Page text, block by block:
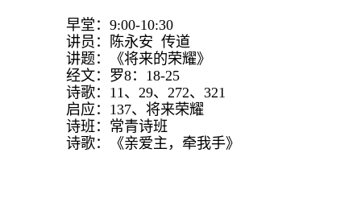
早堂：9:00-10:30
讲员：陈永安 传道
讲题：《将来的荣耀》
经文：罗8：18-25
诗歌：11、29、272、321
启应：137、将来荣耀
诗班：常青诗班
诗歌：《亲爱主，牵我手》